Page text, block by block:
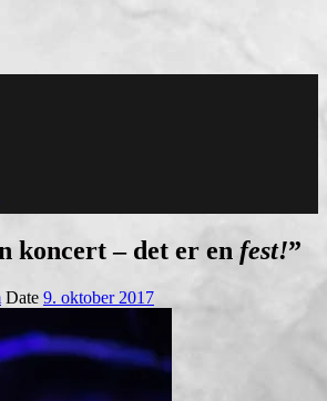
koncert – det er en fest!”
Date 9. oktober 2017